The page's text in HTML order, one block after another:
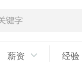
薪资 经验